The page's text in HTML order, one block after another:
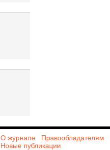
О журнале Правообладателям
Новые публикации